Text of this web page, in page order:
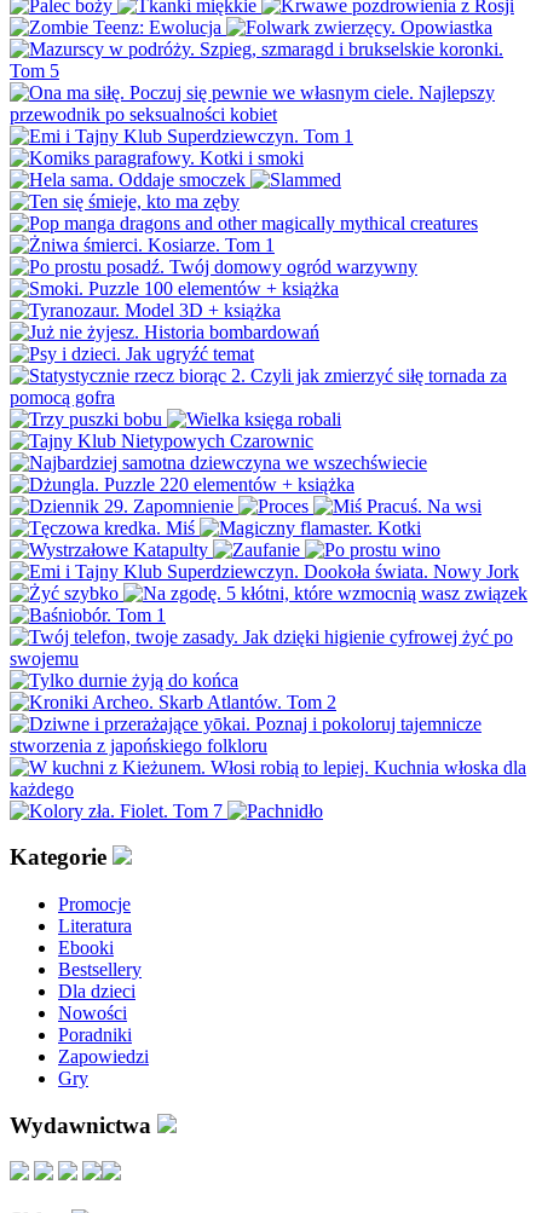
Kategorie
Promocje
Literatura
Ebooki
Bestsellery
Dla dzieci
Nowości
Poradniki
Zapowiedzi
Gry
Wydawnictwa